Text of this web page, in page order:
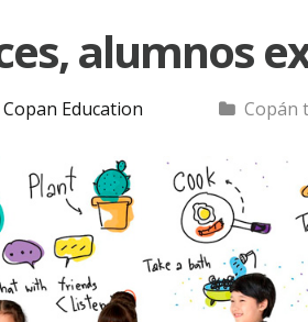
alumnos
Copan Education Copán